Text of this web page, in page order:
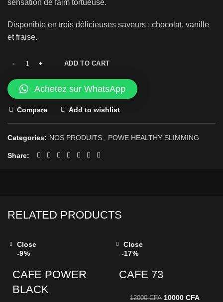
sensation de faim tortueuse.
Disponible en trois délicieuses saveurs : chocolat, vanille
et fraise.
ADD TO CART
Achetez sur WhatsApp
Compare Add to wishlist
Categories: NOS PRODUITS POWE HEALTHY SLIMMING
Share
RELATED PRODUCTS
-9%
Close
CAFE POWER
BLACK
-17%
Close
CAFE 73
12000CFA 10000 CFA